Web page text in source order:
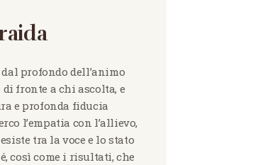
profondo dell’animo
fronte a chi ascolta, e
e profonda fiducia
l’empatia con l’allievo,
tra la voce e lo stato
così come i risultati, che